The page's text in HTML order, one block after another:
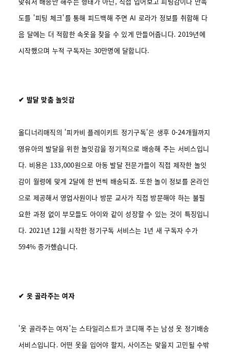
도를 '피팅 체크'를 통해 피드백해 주면 AI 로라가 정보를 취합해 다
음 달에는 더 적합한 속옷을 찾을 수 있게 만들어줍니다. 2019년에
시작했으며 누적 구독자는 30만명에 달합니다.
✔ 발달 맞춤 놀잇감
올디너리매직의 '피카비 플레이키트 정기구독'은 생후 0-24개월까지
영유아의 발달을 위한 놀잇감을 정기적으로 배송해 주는 서비스입니
다. 비용은 133,000원으로 아동 발달 전문가들이 직접 제작한 놀잇
감이 월령에 맞게 2달에 한 번씩 배송되죠. 또한 놀이 정보를 온라인
으로 제공해서 영업사원이나 방문 교사가 직접 방문해야 하는 불필
요한 과정 없이 부모들도 아이와 같이 성장할 수 있는 것이 특징입니
다. 2021년 12월 시작한 정기구독 서비스는 1년 새 구독자 수가
594% 증가했습니다.
✔ 옷 골라주는 여자
'옷 골라주는 여자'는 스타일리스트가 코디해 주는 남성 옷 정기배송
서비스입니다. 어떤 옷을 입어야 할지, 사이즈는 맞을지 고민될 수밖